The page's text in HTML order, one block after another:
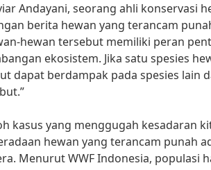
Andayani, seorang ahli konservasi
berita hewan yang terancam
hewan tersebut memiliki peran
ekosistem. Jika satu spesies
dapat berdampak pada spesies lain
kasus yang menggugah kesadaran
hewan yang terancam punah
Menurut WWF Indonesia, populasi